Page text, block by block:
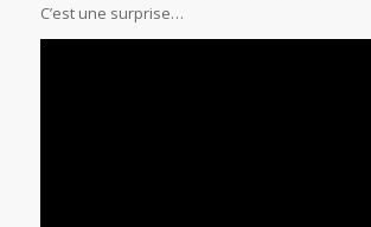
C’est une surprise…